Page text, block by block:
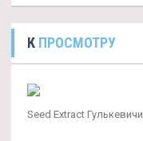
К ПРОСМОТРУ
Seed Extract Гулькевичи